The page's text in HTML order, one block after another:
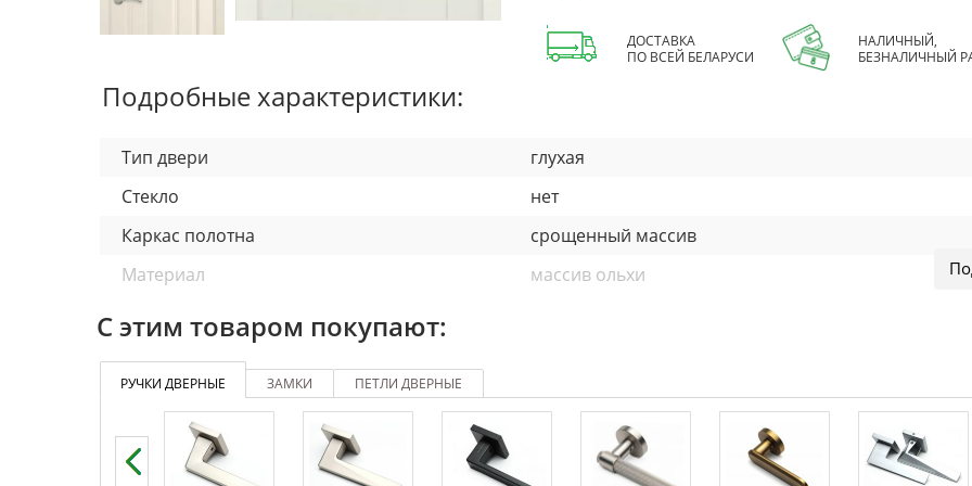
ДОСТАВКА
ПО ВСЕЙ БЕЛАРУСИ
НАЛИЧНЫЙ,
БЕЗНАЛИЧНЫЙ
Подробные характеристики:
Тип двери
глухая
Стекло
нет
Каркас полотна
срощенный массив
Материал
массив ольхи
Внутреннее заполнение
массив
Кромка
отсутствует
Размеры двери
200×60 / 200×70 / 200×80 / 200×90
С этим товаром покупают:
РУЧКИ ДВЕРНЫЕ ЗАМКИ ПЕТЛИ ДВЕРНЫЕ